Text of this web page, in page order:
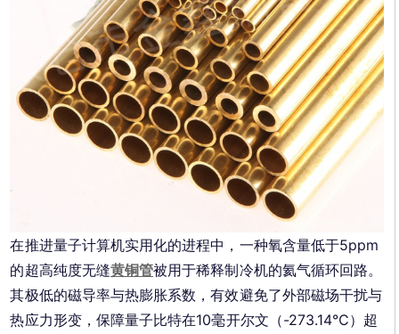
在推进量子计算机实用化的进程中，一种氧含量低于5ppm
的超高纯度无缝黄铜管被用于稀释制冷机的氦气循环回路。
其极低的磁导率与热膨胀系数，有效避免了外部磁场干扰与
热应力形变，保障量子比特在10毫开尔文（-273.14℃）超